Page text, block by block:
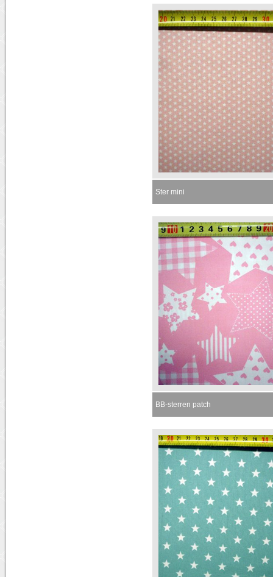
Ster mini
BB-sterren patch